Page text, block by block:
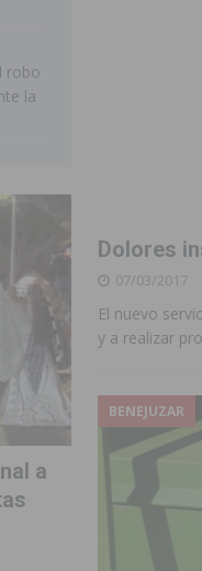
Dolores
07/03/2017
El nuevo
y a realizar
BENEJUZAR
robo
la
a